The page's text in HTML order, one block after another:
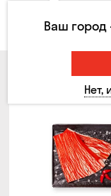
Мясо Рыба
Ваш
Нет,